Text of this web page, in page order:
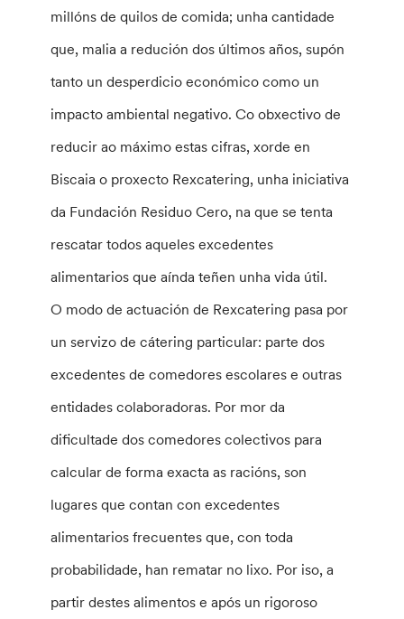
millóns de quilos de comida; unha cantidade
que, malia a redución dos últimos años, supón
tanto un desperdicio económico como un
impacto ambiental negativo. Co obxectivo de
reducir ao máximo estas cifras, xorde en
Biscaia o proxecto Rexcatering, unha iniciativa
da Fundación Residuo Cero, na que se tenta
rescatar todos aqueles excedentes
alimentarios que aínda teñen unha vida útil.
O modo de actuación de Rexcatering pasa por
un servizo de cátering particular: parte dos
excedentes de comedores escolares e outras
entidades colaboradoras. Por mor da
dificultade dos comedores colectivos para
calcular de forma exacta as racións, son
lugares que contan con excedentes
alimentarios frecuentes que, con toda
probabilidade, han rematar no lixo. Por iso, a
partir destes alimentos e após un rigoroso